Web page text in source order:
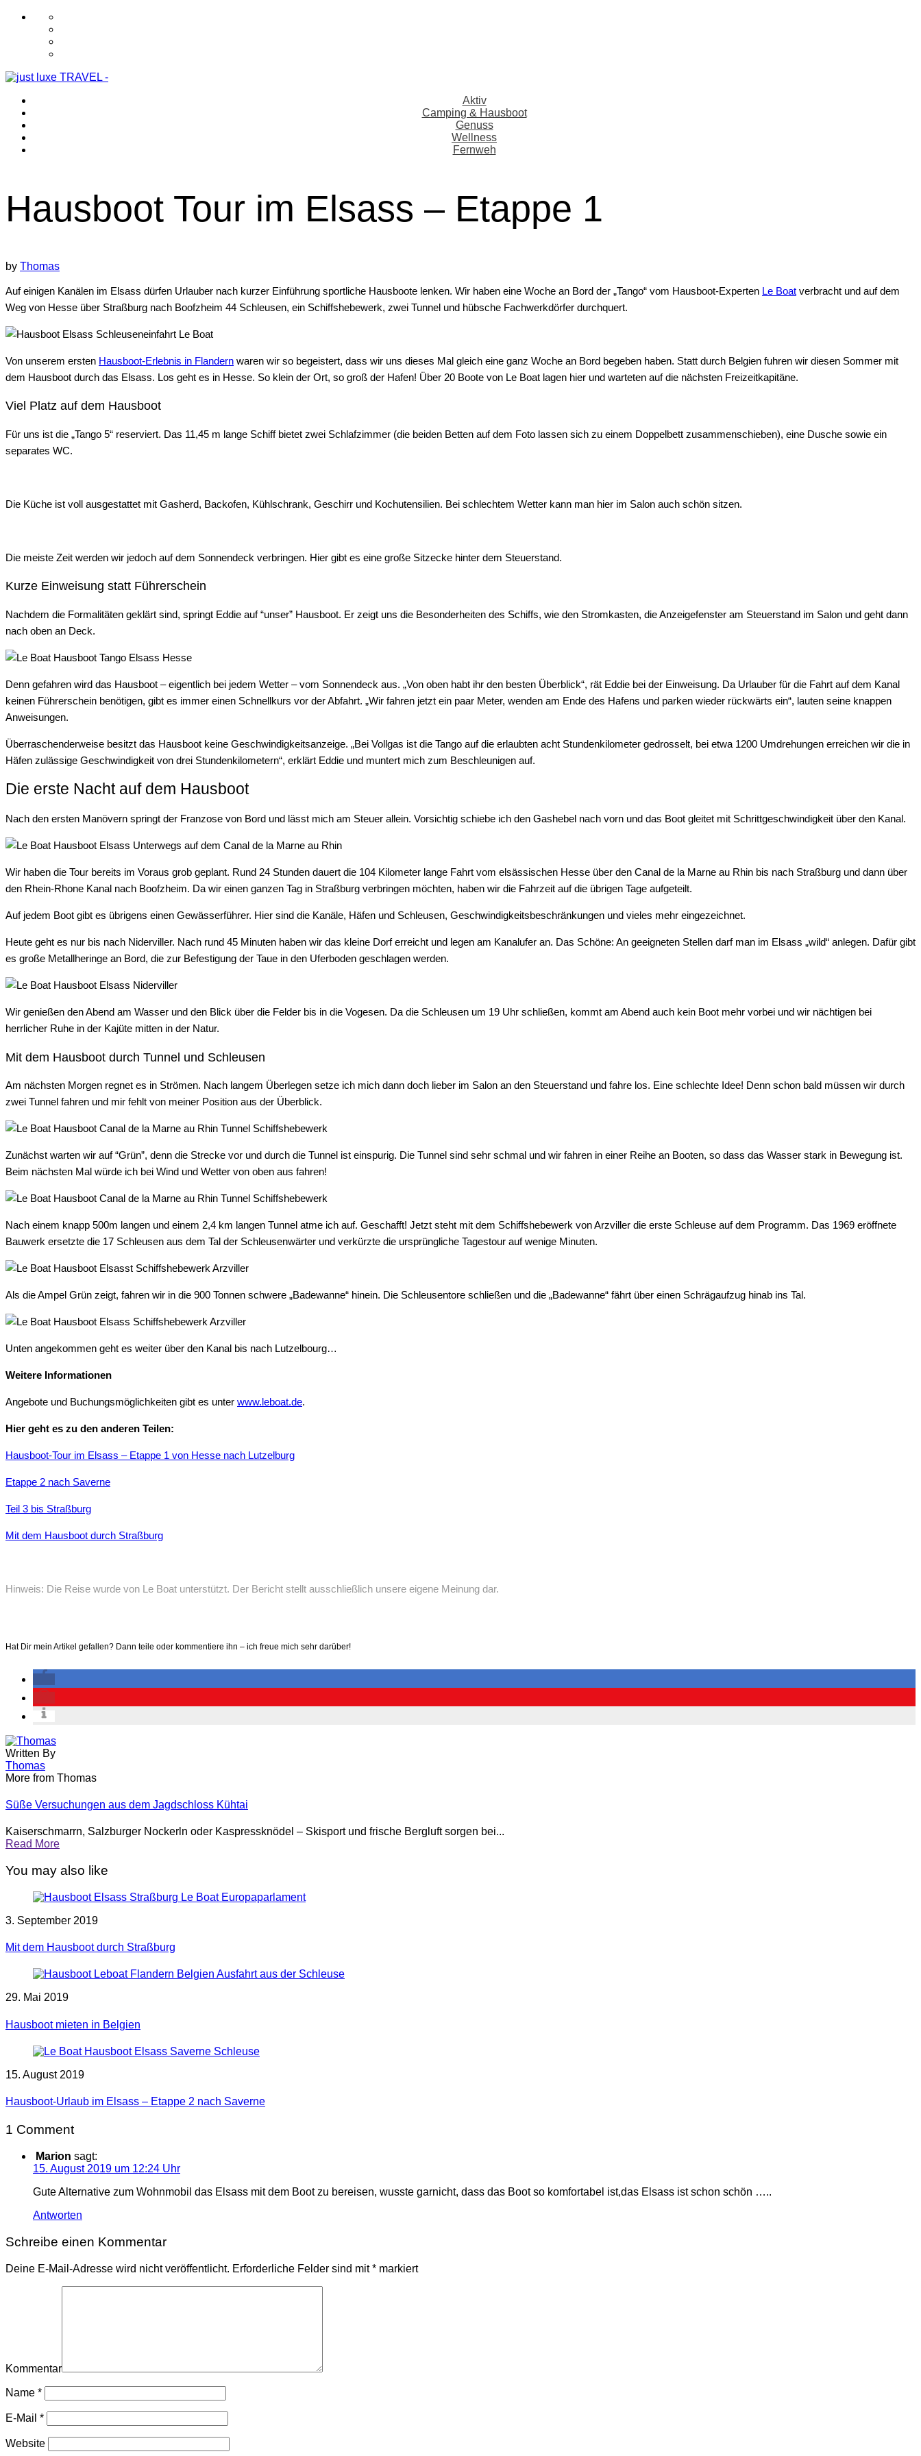
Aktiv
Camping & Hausboot
Genuss
Wellness
Fernweh
Hausboot Tour im Elsass – Etappe 1
by Thomas
Auf einigen Kanälen im Elsass dürfen Urlauber nach kurzer Einführung sportliche Hausboote lenken. Wir haben eine Woche an Bord der „Tango“ vom Hausboot-Experten Le Boat verbracht und auf dem
Weg von Hesse über Straßburg nach Boofzheim 44 Schleusen, ein Schiffshebewerk, zwei Tunnel und hübsche Fachwerkdörfer durchquert.
Von unserem ersten Hausboot-Erlebnis in Flandern waren wir so begeistert, dass wir uns dieses Mal gleich eine ganz Woche an Bord begeben haben. Statt durch Belgien fuhren wir diesen Sommer mit
dem Hausboot durch das Elsass. Los geht es in Hesse. So klein der Ort, so groß der Hafen! Über 20 Boote von Le Boat lagen hier und warteten auf die nächsten Freizeitkapitäne.
Viel Platz auf dem Hausboot
Für uns ist die „Tango 5“ reserviert. Das 11,45 m lange Schiff bietet zwei Schlafzimmer (die beiden Betten auf dem Foto lassen sich zu einem Doppelbett zusammenschieben), eine Dusche sowie ein
separates WC.
Die Küche ist voll ausgestattet mit Gasherd, Backofen, Kühlschrank, Geschirr und Kochutensilien. Bei schlechtem Wetter kann man hier im Salon auch schön sitzen.
Die meiste Zeit werden wir jedoch auf dem Sonnendeck verbringen. Hier gibt es eine große Sitzecke hinter dem Steuerstand.
Kurze Einweisung statt Führerschein
Nachdem die Formalitäten geklärt sind, springt Eddie auf “unser” Hausboot. Er zeigt uns die Besonderheiten des Schiffs, wie den Stromkasten, die Anzeigefenster am Steuerstand im Salon und geht dann
nach oben an Deck.
Denn gefahren wird das Hausboot – eigentlich bei jedem Wetter – vom Sonnendeck aus. „Von oben habt ihr den besten Überblick“, rät Eddie bei der Einweisung. Da Urlauber für die Fahrt auf dem Kanal
keinen Führerschein benötigen, gibt es immer einen Schnellkurs vor der Abfahrt. „Wir fahren jetzt ein paar Meter, wenden am Ende des Hafens und parken wieder rückwärts ein“, lauten seine knappen
Anweisungen.
Überraschenderweise besitzt das Hausboot keine Geschwindigkeitsanzeige. „Bei Vollgas ist die Tango auf die erlaubten acht Stundenkilometer gedrosselt, bei etwa 1200 Umdrehungen erreichen wir die in
Häfen zulässige Geschwindigkeit von drei Stundenkilometern“, erklärt Eddie und muntert mich zum Beschleunigen auf.
Die erste Nacht auf dem Hausboot
Nach den ersten Manövern springt der Franzose von Bord und lässt mich am Steuer allein. Vorsichtig schiebe ich den Gashebel nach vorn und das Boot gleitet mit Schrittgeschwindigkeit über den Kanal.
Wir haben die Tour bereits im Voraus grob geplant. Rund 24 Stunden dauert die 104 Kilometer lange Fahrt vom elsässischen Hesse über den Canal de la Marne au Rhin bis nach Straßburg und dann über
den Rhein-Rhone Kanal nach Boofzheim. Da wir einen ganzen Tag in Straßburg verbringen möchten, haben wir die Fahrzeit auf die übrigen Tage aufgeteilt.
Auf jedem Boot gibt es übrigens einen Gewässerführer. Hier sind die Kanäle, Häfen und Schleusen, Geschwindigkeitsbeschränkungen und vieles mehr eingezeichnet.
Heute geht es nur bis nach Niderviller. Nach rund 45 Minuten haben wir das kleine Dorf erreicht und legen am Kanalufer an. Das Schöne: An geeigneten Stellen darf man im Elsass „wild“ anlegen. Dafür gibt
es große Metallheringe an Bord, die zur Befestigung der Taue in den Uferboden geschlagen werden.
Wir genießen den Abend am Wasser und den Blick über die Felder bis in die Vogesen. Da die Schleusen um 19 Uhr schließen, kommt am Abend auch kein Boot mehr vorbei und wir nächtigen bei
herrlicher Ruhe in der Kajüte mitten in der Natur.
Mit dem Hausboot durch Tunnel und Schleusen
Am nächsten Morgen regnet es in Strömen. Nach langem Überlegen setze ich mich dann doch lieber im Salon an den Steuerstand und fahre los. Eine schlechte Idee! Denn schon bald müssen wir durch
zwei Tunnel fahren und mir fehlt von meiner Position aus der Überblick.
Zunächst warten wir auf “Grün”, denn die Strecke vor und durch die Tunnel ist einspurig. Die Tunnel sind sehr schmal und wir fahren in einer Reihe an Booten, so dass das Wasser stark in Bewegung ist.
Beim nächsten Mal würde ich bei Wind und Wetter von oben aus fahren!
Nach einem knapp 500m langen und einem 2,4 km langen Tunnel atme ich auf. Geschafft! Jetzt steht mit dem Schiffshebewerk von Arzviller die erste Schleuse auf dem Programm. Das 1969 eröffnete
Bauwerk ersetzte die 17 Schleusen aus dem Tal der Schleusenwärter und verkürzte die ursprüngliche Tagestour auf wenige Minuten.
Als die Ampel Grün zeigt, fahren wir in die 900 Tonnen schwere „Badewanne“ hinein. Die Schleusentore schließen und die „Badewanne“ fährt über einen Schrägaufzug hinab ins Tal.
Unten angekommen geht es weiter über den Kanal bis nach Lutzelbourg…
Weitere Informationen
Angebote und Buchungsmöglichkeiten gibt es unter www.leboat.de.
Hier geht es zu den anderen Teilen:
Hausboot-Tour im Elsass – Etappe 1 von Hesse nach Lutzelburg
Etappe 2 nach Saverne
Teil 3 bis Straßburg
Mit dem Hausboot durch Straßburg
Hinweis: Die Reise wurde von Le Boat unterstützt. Der Bericht stellt ausschließlich unsere eigene Meinung dar.
Hat Dir mein Artikel gefallen? Dann teile oder kommentiere ihn – ich freue mich sehr darüber!
Written By
Thomas
More from Thomas
Süße Versuchungen aus dem Jagdschloss Kühtai
Kaiserschmarrn, Salzburger Nockerln oder Kaspressknödel – Skisport und frische Bergluft sorgen bei...
Read More
You may also like
3. September 2019
Mit dem Hausboot durch Straßburg
29. Mai 2019
Hausboot mieten in Belgien
15. August 2019
Hausboot-Urlaub im Elsass – Etappe 2 nach Saverne
1 Comment
Marion sagt:
15. August 2019 um 12:24 Uhr
Gute Alternative zum Wohnmobil das Elsass mit dem Boot zu bereisen, wusste garnicht, dass das Boot so komfortabel ist,das Elsass ist schon schön …..
Antworten
Schreibe einen Kommentar
Deine E-Mail-Adresse wird nicht veröffentlicht. Erforderliche Felder sind mit* markiert
Kommentar
Name *
E-Mail *
Website